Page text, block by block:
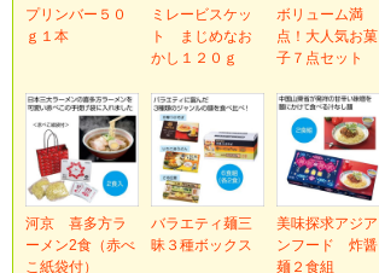
プリンバー５０
ｇ１本
ミレービスケッ
ト まじめなお
かし１２０ｇ
ボリューム満
点！大人気お菓
子７点セット
河京 喜多方ラ
ーメン2食（赤べ
こ紙袋付）
バラエティ麺三
昧３種ボックス
美味探求アジア
ンフード 炸醤
麺２食組